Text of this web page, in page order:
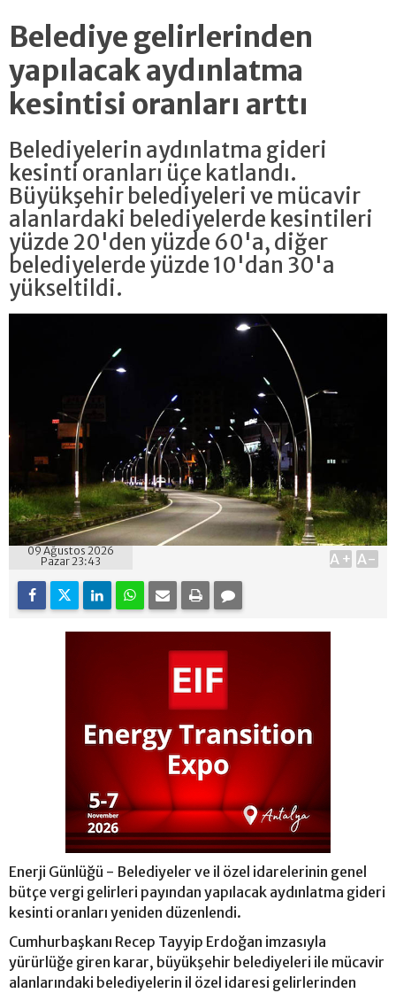
Belediye gelirlerinden
yapılacak aydınlatma
kesintisi oranları arttı
Belediyelerin aydınlatma gideri
kesinti oranları üçe katlandı.
Büyükşehir belediyeleri ve mücavir
alanlardaki belediyelerde kesintileri
yüzde 20'den yüzde 60'a, diğer
belediyelerde yüzde 10'dan 30'a
yükseltildi.
09 Ağustos 2026
Pazar 23:43
A+ A-
Enerji Günlüğü - Belediyeler ve il özel idarelerinin genel
bütçe vergi gelirleri payından yapılacak aydınlatma gideri
kesinti oranları yeniden düzenlendi.
Cumhurbaşkanı Recep Tayyip Erdoğan imzasıyla
yürürlüğe giren karar, büyükşehir belediyeleri ile mücavir
alanlarındaki belediyelerin il özel idaresi gelirlerinden